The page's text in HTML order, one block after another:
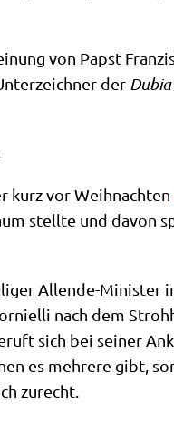
von Papst
der Dubia
kurz vor Weih­nach­ten
stell­te und davon
Allen­de-Mini­ster
nach dem
sich bei sei­ner
es meh­re­re gibt,
zurecht.